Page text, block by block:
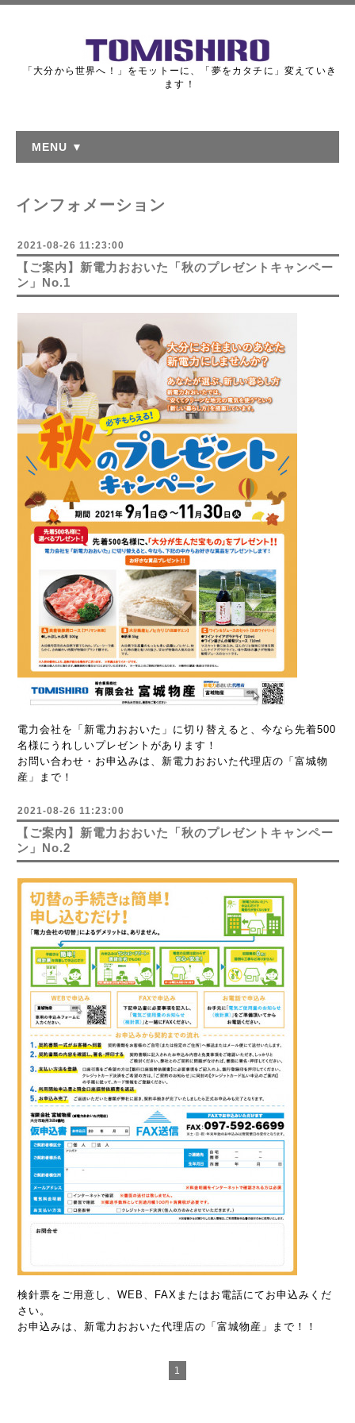
「大分から世界へ！」をモットーに、「夢をカタチに」変えていき
ます！
MENU ▼
インフォメーション
2021-08-26 11:23:00
【ご案内】新電力おおいた「秋のプレゼントキャンペー
ン」No.1
電力会社を「新電力おおいた」に切り替えると、今なら先着500
名様にうれしいプレゼントがあります！
お問い合わせ・お申込みは、新電力おおいた代理店の「富城物
産」まで！
2021-08-26 11:23:00
【ご案内】新電力おおいた「秋のプレゼントキャンペー
ン」No.2
検針票をご用意し、 WEB 、 FAX またはお電話にてお申込みくだ
さい。
お申込みは、新電力おおいた代理店の「富城物産」まで！！
1